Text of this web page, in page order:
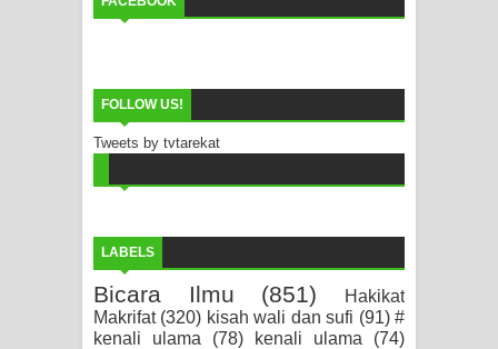
FOLLOW US!
Tweets by tvtarekat
LABELS
Bicara Ilmu (851)
Hakikat
Makrifat (320) kisah wali dan sufi (91) #
kenali ulama
(78) kenali ulama
(74)